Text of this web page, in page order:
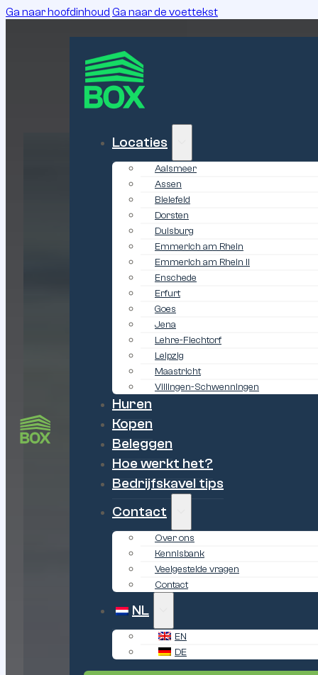
Ga naar hoofdinhoud Ga naar de voettekst
Locaties
Aalsmeer
Assen
Bielefeld
Dorsten
Duisburg
Emmerich am Rhein
Emmerich am Rhein II
Enschede
Erfurt
Goes
Jena
Lehre-Flechtorf
Leipzig
Maastricht
Villingen-Schwenningen
Huren
Kopen
Beleggen
Hoe werkt het?
Bedrijfskavel tips
Contact
Over ons
Kennisbank
Veelgestelde vragen
Contact
NL
EN
DE